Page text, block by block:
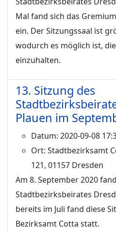
Mal fand sich das
ein. Der Sitzungssaal ist
wodurch es möglich ist,
einzuhalten.
13. Sitzung des
Plauen im
Datum: 2020-09-08
Ort: Stadtbezirksamt
121, 01157 Dresden
Am 8. September 2020
Stadtbezirksbeirates
bereits im Juli fand diese
Bezirksamt Cotta statt.